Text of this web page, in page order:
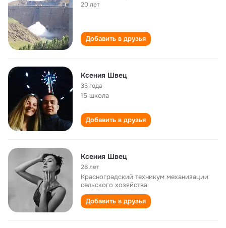
20 лет
Добавить в друзья
Ксения Швец
33 года
15 школа
Добавить в друзья
Ксения Швец
28 лет
Красноградский техникум механизации
сельского хозяйства
Добавить в друзья